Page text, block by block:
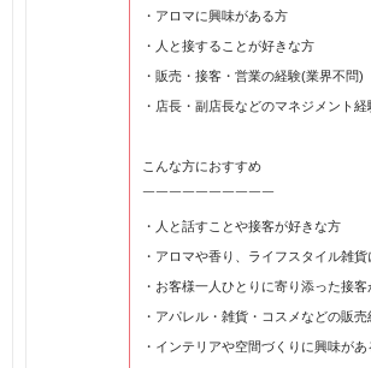
・アロマに興味がある方
・人と接することが好きな方
・販売・接客・営業の経験(業界不問)
・店長・副店長などのマネジメント経
こんな方におすすめ
￣￣￣￣￣￣￣￣￣￣
・人と話すことや接客が好きな方
・アロマや香り、ライフスタイル雑
・お客様一人ひとりに寄り添った接
・アパレル・雑貨・コスメなどの販
・インテリアや空間づくりに興味があ